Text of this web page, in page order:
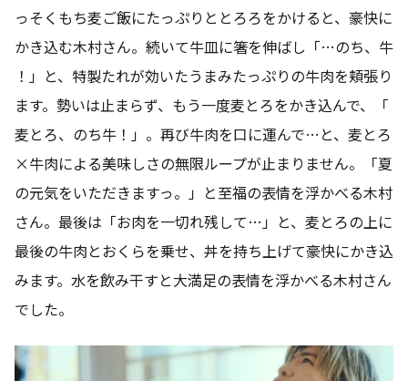
っそくもち麦ご飯にたっぷりととろろをかけると、豪快に
かき込む木村さん。続いて牛皿に箸を伸ばし「…のち、牛
！」と、特製たれが効いたうまみたっぷりの牛肉を頬張り
ます。勢いは止まらず、もう一度麦とろをかき込んで、「
麦とろ、のち牛！」。再び牛肉を口に運んで…と、麦とろ
×牛肉による美味しさの無限ループが止まりません。「夏
の元気をいただきますっ。」と至福の表情を浮かべる木村
さん。最後は「お肉を一切れ残して…」と、麦とろの上に
最後の牛肉とおくらを乗せ、丼を持ち上げて豪快にかき込
みます。水を飲み干すと大満足の表情を浮かべる木村さん
でした。